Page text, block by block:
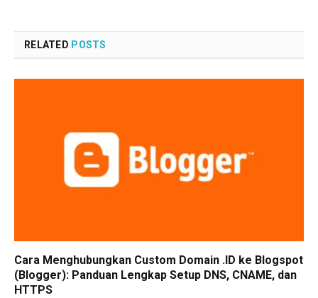
RELATED POSTS
Cara Menghubungkan Custom Domain .ID ke Blogspot
(Blogger): Panduan Lengkap Setup DNS, CNAME, dan
HTTPS